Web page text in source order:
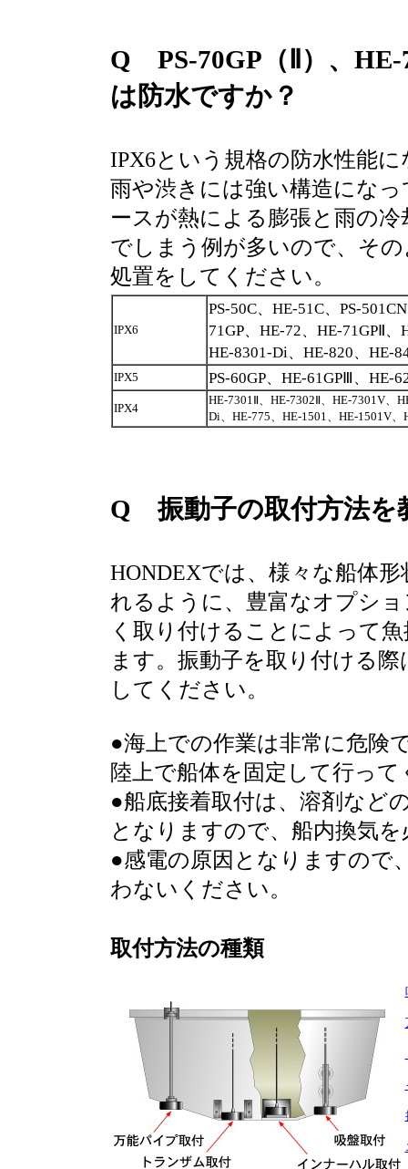
Q PS-70GP（Ⅱ）、HE-
は防水ですか？
IPX6という規格の防水性能
雨や渋きには強い構造にな
ースが熱による膨張と雨の
でしまう例が多いので、そ
処置をしてください。
IPX6
PS-50C、HE-51C、PS-
71GP、HE-72、HE-71GPⅡ
HE-8301-Di、HE-820、HE-
IPX5 PS-60GP、HE-61GPⅢ、HE-
IPX4
HE-7301Ⅱ、HE-7302Ⅱ、HE-7301V、
Di、HE-775、HE-1501、HE-1501V
Q 振動子の取付方法を
HONDEXでは、様々な船体
れるように、豊富なオプシ
く取り付けることによって
ます。振動子を取り付ける
してください。
●海上での作業は非常に危険
陸上で船体を固定して行って
●船底接着取付は、溶剤など
となりますので、船内換気
●感電の原因となりますので
わないください。
取付方法の種類